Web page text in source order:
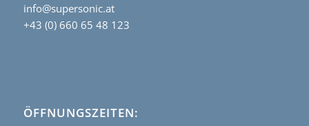
info@supersonic.at
+43 (0) 660 65 48 123
ÖFFNUNGSZEITEN: